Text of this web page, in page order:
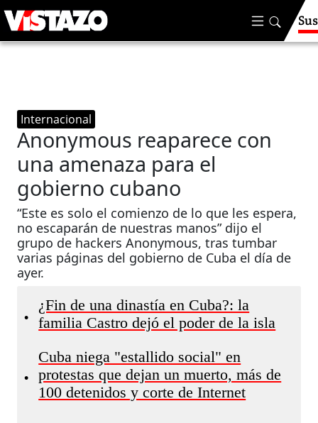
Internacional
Anonymous reaparece con
una amenaza para el
gobierno cubano
“Este es solo el comienzo de lo que les espera,
no escaparán de nuestras manos” dijo el
grupo de hackers Anonymous, tras tumbar
varias páginas del gobierno de Cuba el día de
ayer.
•
¿Fin de una dinastía en Cuba?: la
familia Castro dejó el poder de la isla
•
Cuba niega "estallido social" en
protestas que dejan un muerto, más de
100 detenidos y corte de Internet